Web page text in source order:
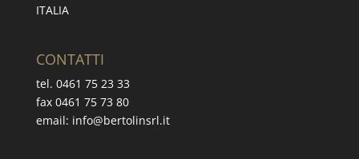
ITALIA
CONTATTI
tel. 0461 75 23 33
fax 0461 75 73 80
email: info@bertolinsrl.it